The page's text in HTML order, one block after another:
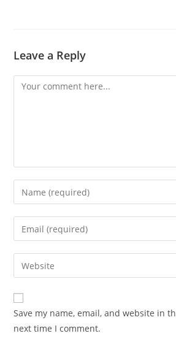
Leave a Reply
Comment
Enter
your
name
comment
Enter
your
email
address
comment
Enter
your
website
URL
(optional)
Save my name, email, and website in
next time I comment.